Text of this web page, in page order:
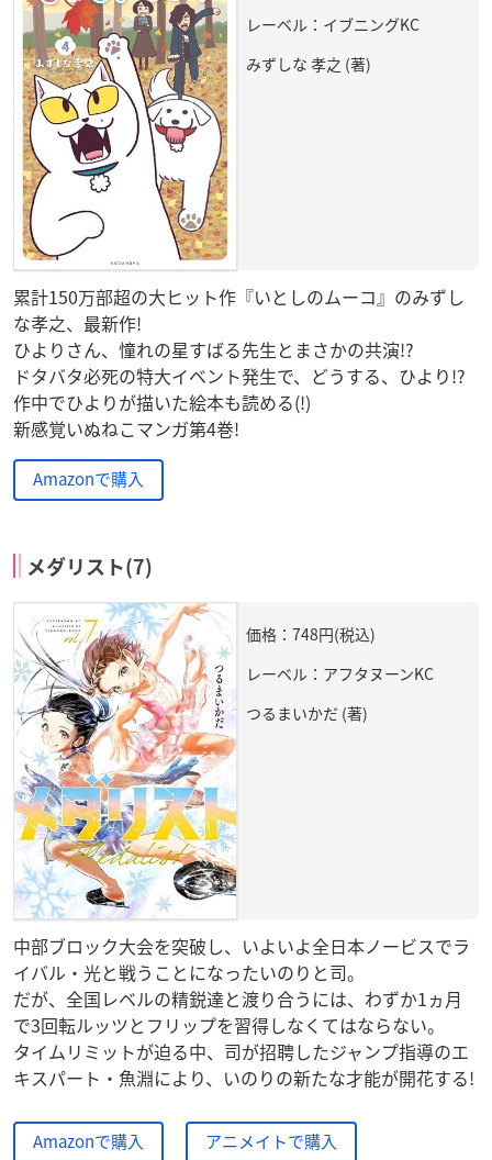
レーベル：イブニングKC
みずしな 孝之 (著)
累計150万部超の大ヒット作『いとしのムーコ』のみずし
な孝之、最新作!
ひよりさん、憧れの星すばる先生とまさかの共演!?
ドタバタ必死の特大イベント発生で、どうする、ひより!?
作中でひよりが描いた絵本も読める(!)
新感覚いぬねこマンガ第4巻!
Amazonで購入
メダリスト(7)
価格：748円(税込)
レーベル：アフタヌーンKC
つるまいかだ (著)
中部ブロック大会を突破し、いよいよ全日本ノービスでラ
イバル・光と戦うことになったいのりと司。
だが、全国レベルの精鋭達と渡り合うには、わずか1ヵ月
で3回転ルッツとフリップを習得しなくてはならない。
タイムリミットが迫る中、司が招聘したジャンプ指導のエ
キスパート・魚淵により、いのりの新たな才能が開花する!
Amazonで購入 アニメイトで購入